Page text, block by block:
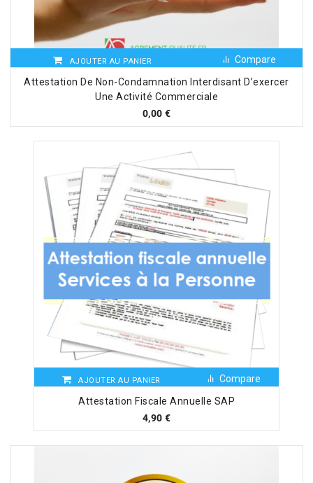
AJOUTER AU PANIER
Compare
Attestation De Non-Condamnation Interdisant D’exercer
Une Activité Commerciale
0,00 €
AJOUTER AU PANIER
Compare
Attestation Fiscale Annuelle SAP
4,90 €